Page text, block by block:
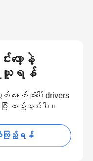
းလော့နဲ့
ရယူရန်
ောက်ဆုံးပေါ် drivers
ြီး ထည့်သွင်းပါ။
ကိုကြည့်ရန်